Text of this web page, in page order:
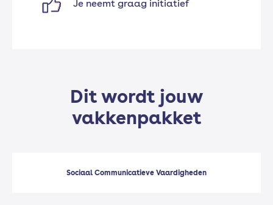
Je neemt graag initiatief
Dit wordt jouw
vakkenpakket
Sociaal Communicatieve Vaardigheden